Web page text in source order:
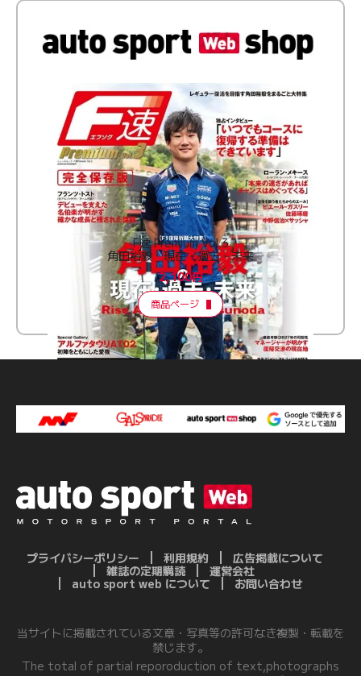
F速 Premium Vol.3
角田裕毅 現在・過去・未来
2,100円
商品ページ
プライバシーポリシー 利用規約
広告掲載について
雑誌の定期購読
運営会社
auto sport web について
お問い合わせ
当サイトに掲載されている文章・写真等の許可なき複製・転載を
禁じます。
The total of partial reporoduction of text,photographs